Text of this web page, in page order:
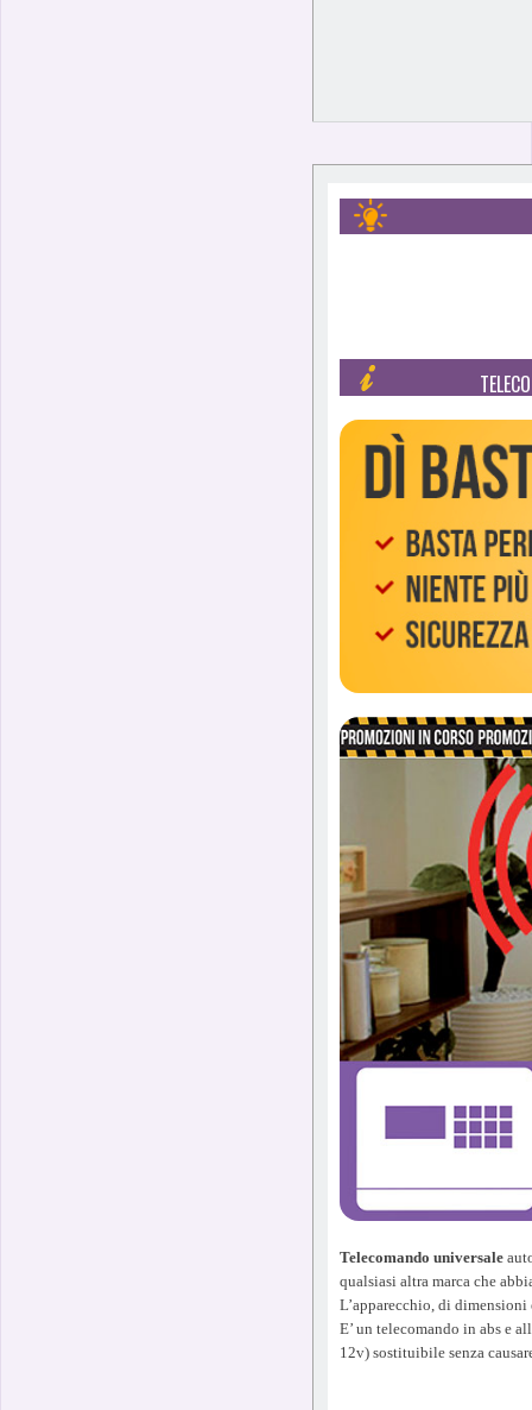
Telecomando universale
qualsiasi altra marca che
L’apparecchio, di
E’ un telecomando in abs e
12v) sostituibile senza